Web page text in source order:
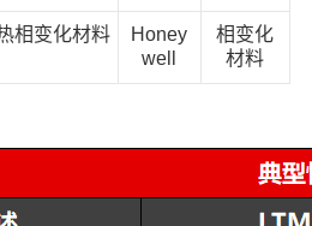
相变化材料
Honey
well
相变化
材料